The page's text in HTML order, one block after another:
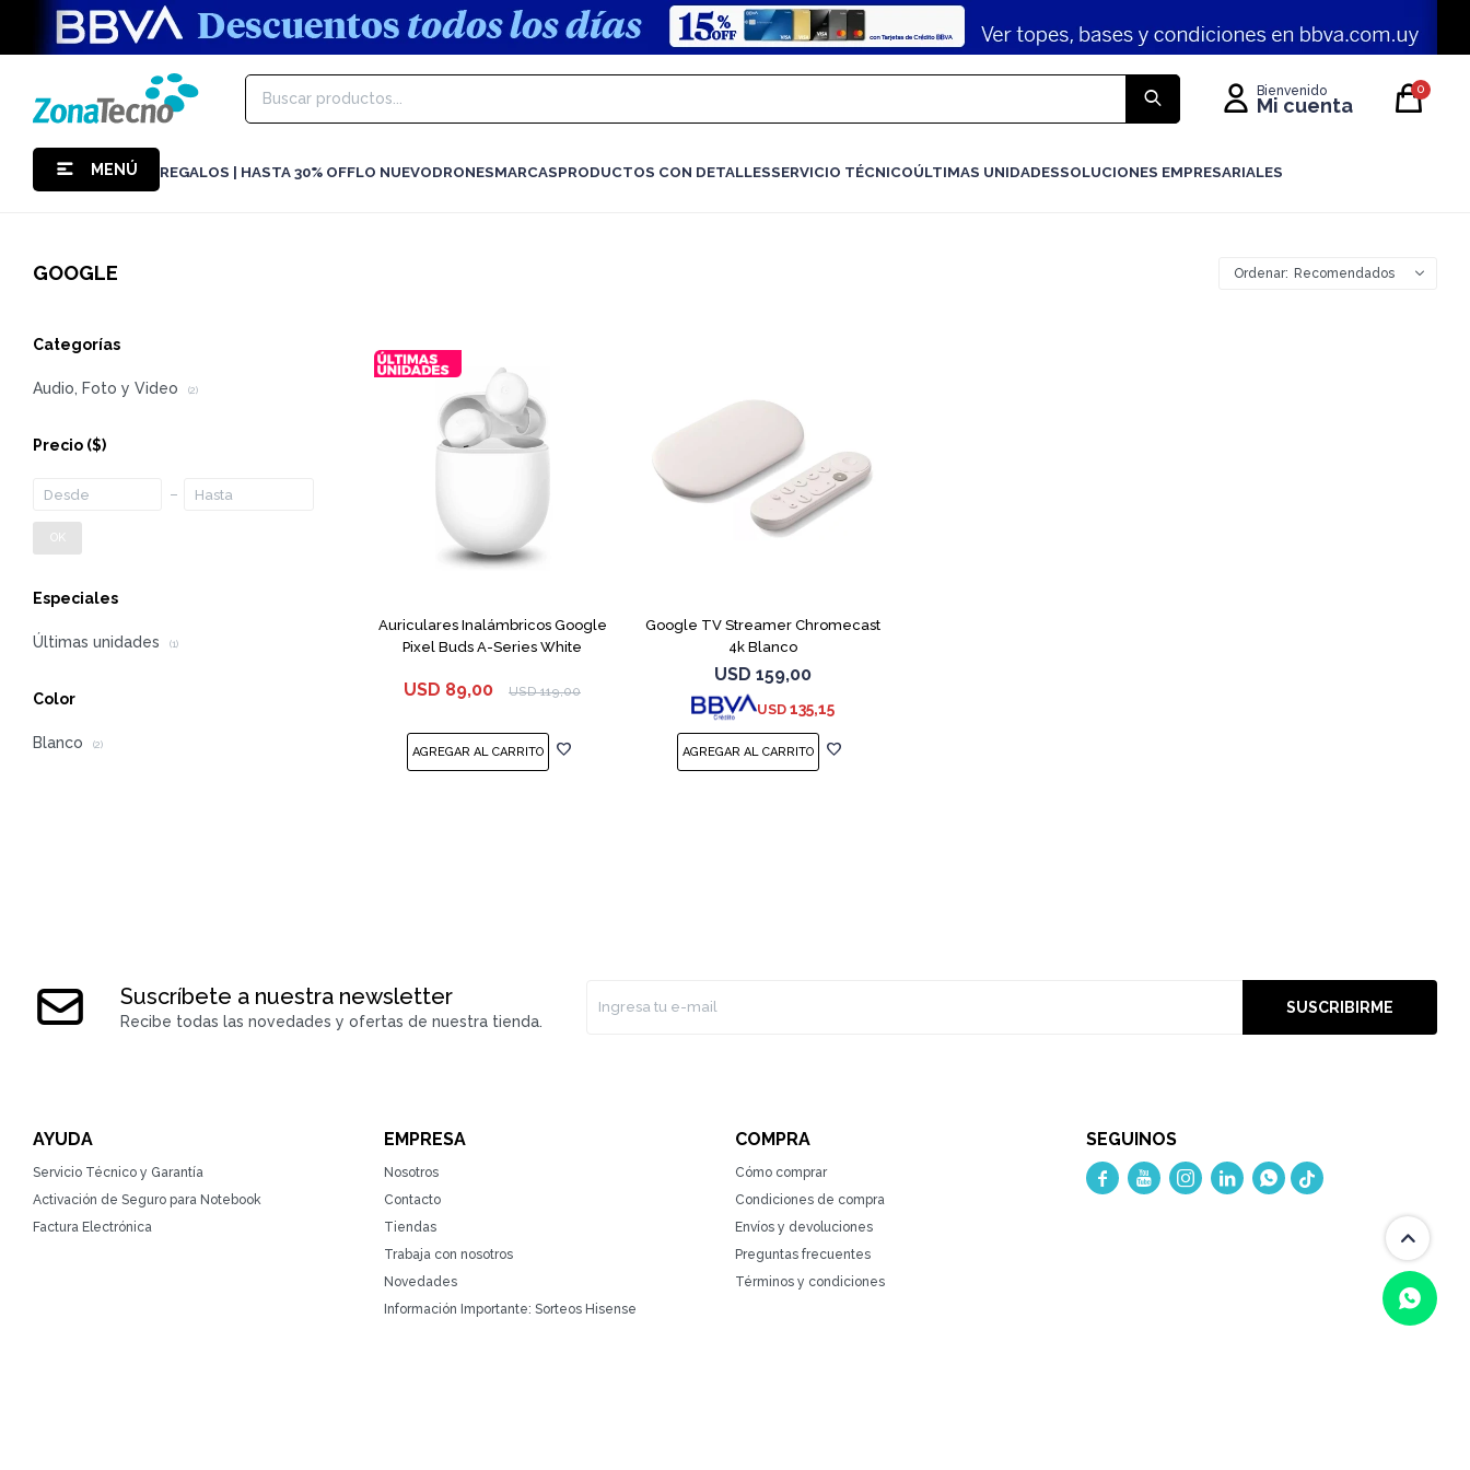
MENÚ REGALOS | HASTA 30% OFFLO NUEVODRONESMARCASPRODUCTOS CON DETALLESSERVICIO TÉCNICOÚLTIMAS UNIDADESSOLUCIONES EMPRESARIALES
0
GOOGLE Recomendados
Auriculares Inalámbricos Google
Pixel Buds A-Series White
USD 89,00 USD 119,00
Google TV Streamer Chromecast
4k Blanco
USD 159,00
USD 135,15
Categorías
Audio, Foto y Video (2)
Precio ($)
OK
Especiales
Últimas unidades (1)
Color
Blanco (2)
Suscríbete a nuestra newsletter
Recibe todas las novedades y ofertas de nuestra tienda.
SUSCRIBIRME
AYUDA
Servicio Técnico y Garantía
Activación de Seguro para Notebook
Factura Electrónica
EMPRESA
Nosotros
Contacto
Tiendas
Trabaja con nosotros
Novedades
Información Importante: Sorteos Hisense
COMPRA
Cómo comprar
Condiciones de compra
Envíos y devoluciones
Preguntas frecuentes
Términos y condiciones
SEGUINOS
    